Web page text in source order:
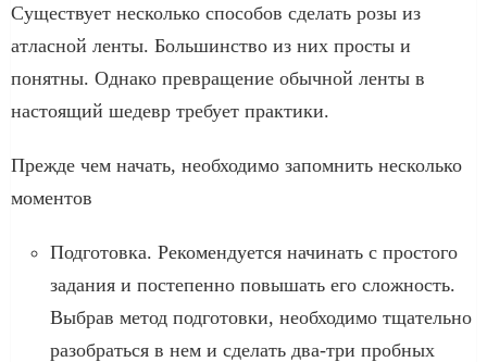
Существует несколько способов сделать розы из
атласной ленты. Большинство из них просты и
понятны. Однако превращение обычной ленты в
настоящий шедевр требует практики.
Прежде чем начать, необходимо запомнить несколько
моментов
Подготовка. Рекомендуется начинать с простого
задания и постепенно повышать его сложность.
Выбрав метод подготовки, необходимо тщательно
разобраться в нем и сделать два-три пробных